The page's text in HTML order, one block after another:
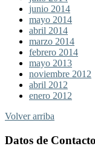
junio 2014
mayo 2014
abril 2014
marzo 2014
febrero 2014
mayo 2013
noviembre 2012
abril 2012
enero 2012
Volver arriba
Datos de Contacto